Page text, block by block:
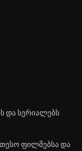
და სერიალებს
ფილმებსა და